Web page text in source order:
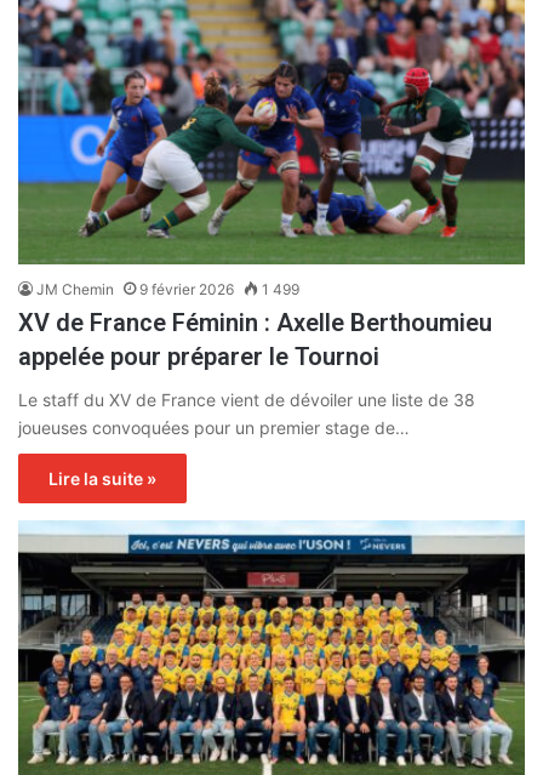
JM Chemin 9 février 2026 1 499
XV de France Féminin : Axelle Berthoumieu
appelée pour préparer le Tournoi
Le staff du XV de France vient de dévoiler une liste de 38
joueuses convoquées pour un premier stage de…
Lire la suite »